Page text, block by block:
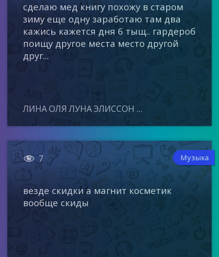
сделаю мед книгу похожу в старом
зиму еще одну заработаю там два
кажись кажется дня 6 тыщ.. гардероб
поищу другое места место другой
друг...
ЛИНА ОЛЯ ЛУНА ЭЛИССОН ...
 7 Музыка
везде скидки а магнит косметик
вообще скиды